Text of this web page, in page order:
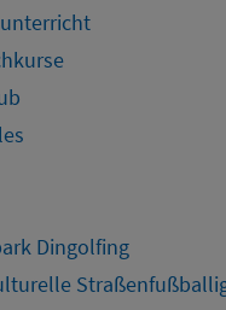
Dingolfing